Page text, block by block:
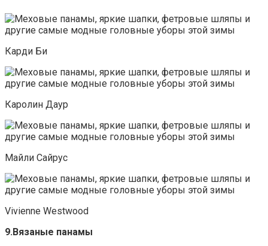
Карди Би
Каролин Даур
Майли Сайрус
Vivienne Westwood
9.Вязаные панамы